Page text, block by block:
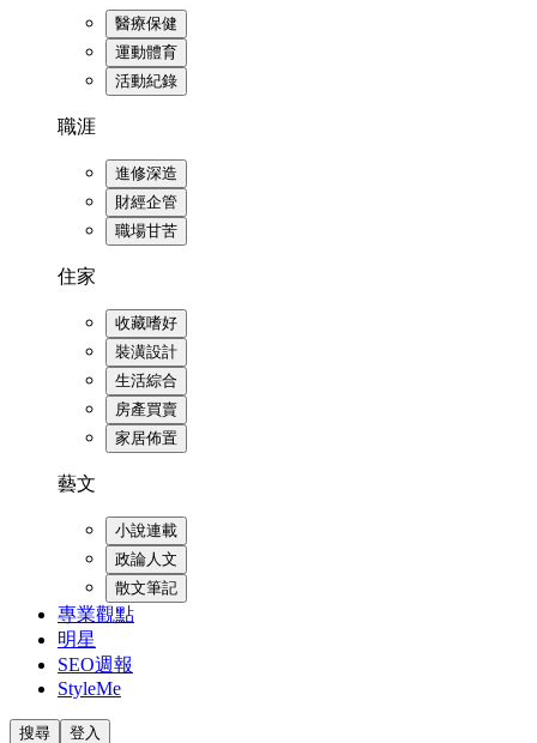
醫療保健
運動體育
活動紀錄
職涯
進修深造
財經企管
職場甘苦
住家
收藏嗜好
裝潢設計
生活綜合
房產買賣
家居佈置
藝文
小說連載
政論人文
散文筆記
專業觀點
明星
SEO週報
StyleMe
搜尋 登入